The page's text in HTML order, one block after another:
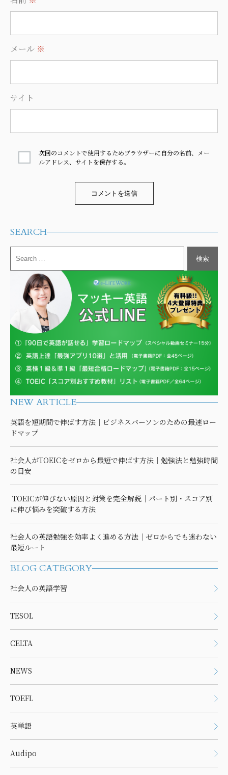
メール ※
サイト
次回のコメントで使用するためブラウザーに自分の名前、メー
ルアドレス、サイトを保存する。
SEARCH
NEW ARTICLE
英語を短期間で伸ばす方法｜ビジネスパーソンのための最速ロー
ドマップ
社会人がTOEICをゼロから最短で伸ばす方法｜勉強法と勉強時間
の目安
TOEICが伸びない原因と対策を完全解説｜パート別・スコア別
に伸び悩みを突破する方法
社会人の英語勉強を効率よく進める方法｜ゼロからでも迷わない
最短ルート
BLOG CATEGORY
社会人の英語学習
TESOL
CELTA
NEWS
TOEFL
英単語
Audipo